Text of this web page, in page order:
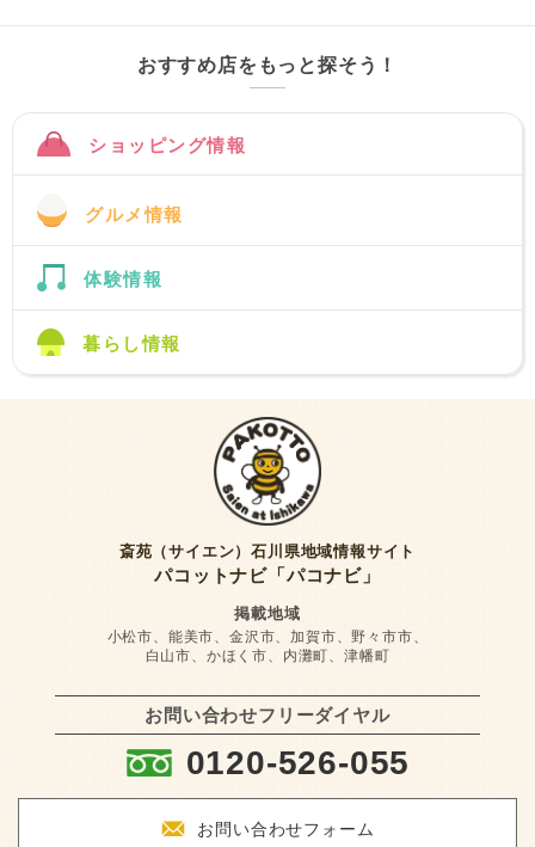
おすすめ店をもっと探そう！
ショッピング情報
グルメ情報
体験情報
暮らし情報
斎苑（サイエン）石川県地域情報サイト
パコットナビ「パコナビ」
掲載地域
小松市、能美市、金沢市、加賀市、野々市市、
白山市、かほく市、内灘町、津幡町
お問い合わせフリーダイヤル
: 0120-526-055
F お問い合わせフォーム